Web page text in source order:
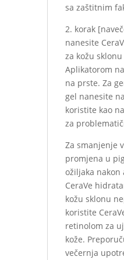
sa zaštitnim
2. korak
nanesite
za kožu
Aplikatorom
na prste. Za
gel nanesite
koristite kao
za
Za smanjenje
promjena u
ožiljaka nakon
CeraVe
kožu sklonu
koristite
retinolom za
kože.
večernja